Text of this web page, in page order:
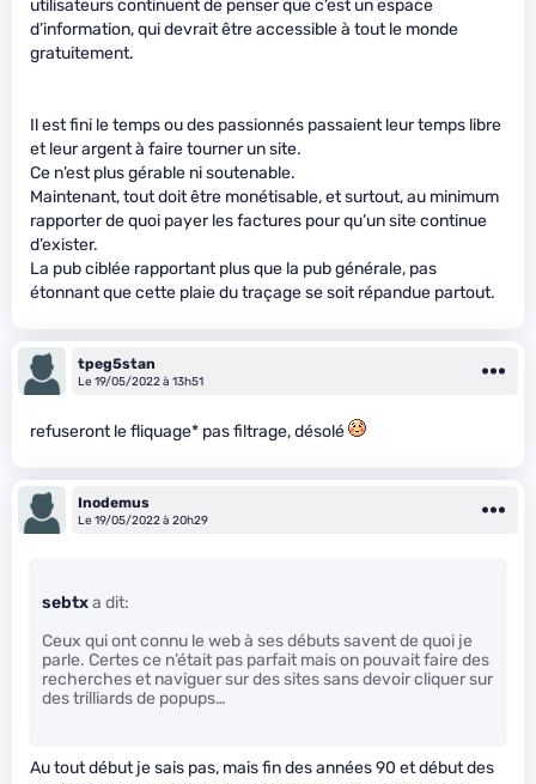
utilisateurs continuent de penser que c’est un espace
d’information, qui devrait être accessible à tout le monde
gratuitement.
Il est fini le temps ou des passionnés passaient leur temps libre
et leur argent à faire tourner un site.
Ce n’est plus gérable ni soutenable.
Maintenant, tout doit être monétisable, et surtout, au minimum
rapporter de quoi payer les factures pour qu’un site continue
d’exister.
La pub ciblée rapportant plus que la pub générale, pas
étonnant que cette plaie du traçage se soit répandue partout.
tpeg5stan
Le 19/05/2022 à 13h51
refuseront le fliquage* pas filtrage, désolé
Inodemus
Le 19/05/2022 à 20h29
sebtxa dit:
Ceux qui ont connu le web à ses débuts savent de quoi je
parle. Certes ce n’était pas parfait mais on pouvait faire des
recherches et naviguer sur des sites sans devoir cliquer sur
des trilliards de popups…
Au tout début je sais pas, mais fin des années 90 et début des